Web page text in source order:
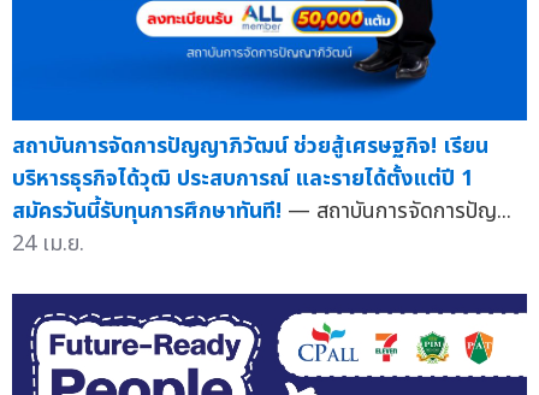
สถาบันการจัดการปัญญาภิวัฒน์ ช่วยสู้เศรษฐกิจ! เรียน
บริหารธุรกิจได้วุฒิ ประสบการณ์ และรายได้ตั้งแต่ปี 1
สมัครวันนี้รับทุนการศึกษาทันที! — สถาบันการจัดการปัญ...
24 เม.ย.